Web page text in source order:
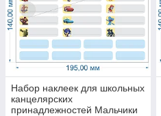
Набор наклеек для школьных
канцелярских
принадлежностей Мальчики